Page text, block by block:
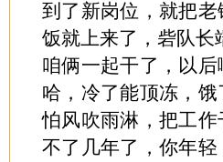
到了新岗位，就把
饭就上来了，砦队长
咱俩一起干了，以
哈，冷了能顶冻，
怕风吹雨淋，把工
不了几年了，你年